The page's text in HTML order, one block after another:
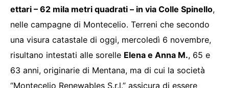
ettari – 62 mila metri quadrati – in via Colle Spinello,
nelle campagne di Montecelio. Terreni che secondo
una visura catastale di oggi, mercoledì 6 novembre,
risultano intestati alle sorelle Elena e Anna M., 65 e
63 anni, originarie di Mentana, ma di cui la società
“Montecelio Renewables S.r.l.” assicura di essere